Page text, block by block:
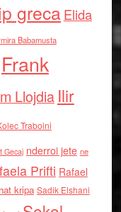
grecaElida
Babamusta
Frank
Llojdia Ilir
Traboini
Gecaj nderroi jete ne
Prifti Rafael
kripa Sadik Elshani